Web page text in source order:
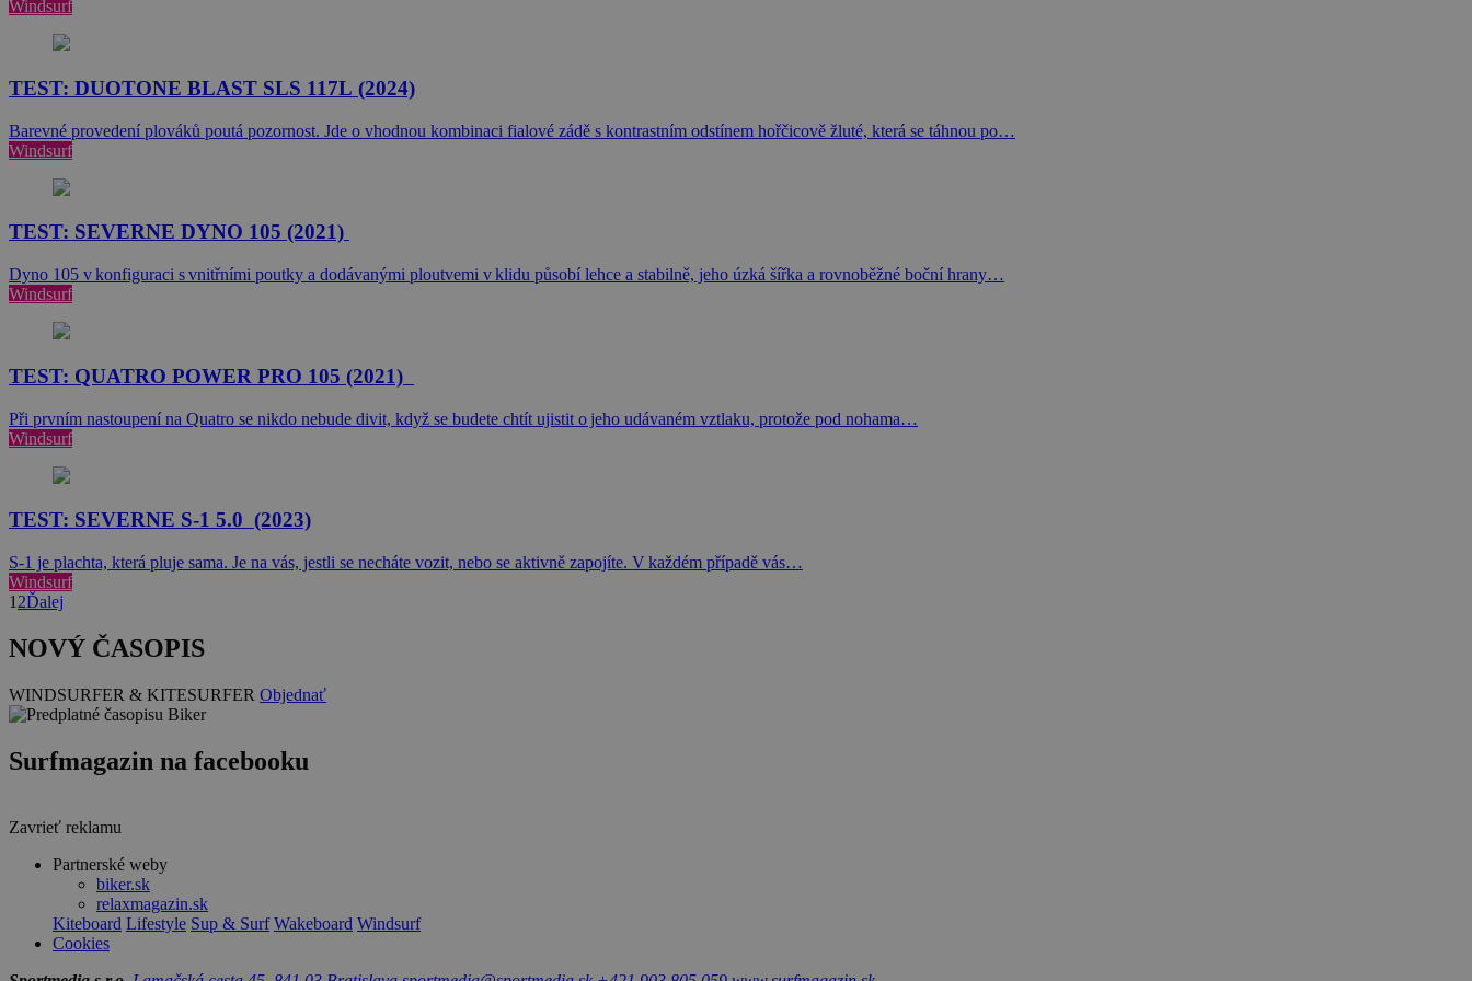
Windsurf
TEST: DUOTONE BLAST SLS 117L (2024)
Barevné provedení plováků poutá pozornost. Jde o vhodnou kombinaci fialové zádě s kontrastním odstínem hořčicově žluté, která se táhnou po…
Windsurf
TEST: SEVERNE DYNO 105 (2021)
Dyno 105 v konfiguraci s vnitřními poutky a dodávanými ploutvemi v klidu působí lehce a stabilně, jeho úzká šířka a rovnoběžné boční hrany…
Windsurf
TEST: QUATRO POWER PRO 105 (2021)
Při prvním nastoupení na Quatro se nikdo nebude divit, když se budete chtít ujistit o jeho udávaném vztlaku, protože pod nohama…
Windsurf
TEST: SEVERNE S-1 5.0 (2023)
S-1 je plachta, která pluje sama. Je na vás, jestli se necháte vozit, nebo se aktivně zapojíte. V každém případě vás…
Windsurf
1 2Ďalej
NOVÝ ČASOPIS
WINDSURFER & KITESURFER Objednať
Surfmagazin na facebooku
Zavrieť reklamu
Partnerské weby
biker.sk
relaxmagazin.sk
Kiteboard Lifestyle Sup & Surf Wakeboard Windsurf
Cookies